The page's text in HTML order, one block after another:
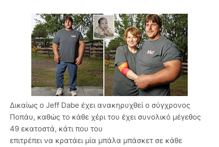
Δικαίως ο Jeff Dabe έχει ανακηρυχθεί ο σύγχρονος
Ποπάυ, καθώς το κάθε χέρι του έχει συνολικό μέγεθος
49 εκατοστά, κάτι που του
επιτρέπει να κρατάει μία μπάλα μπάσκετ σε κάθε